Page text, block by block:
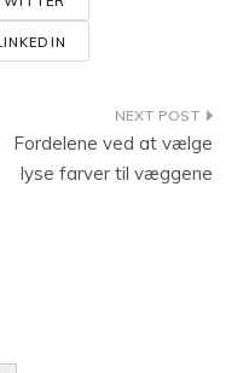
Fordelene ved at vælge
lyse farver til væggene